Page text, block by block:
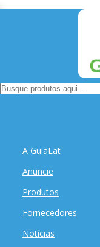
A GuiaLat
Anuncie
Produtos
Fornecedores
Notícias